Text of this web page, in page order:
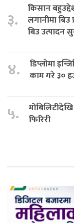
३.
किसान
लगानीमा बिउ
बिउ उत्पादन
४.
डिप्लोमा
काम गरे ३०
५.
फिरिरी